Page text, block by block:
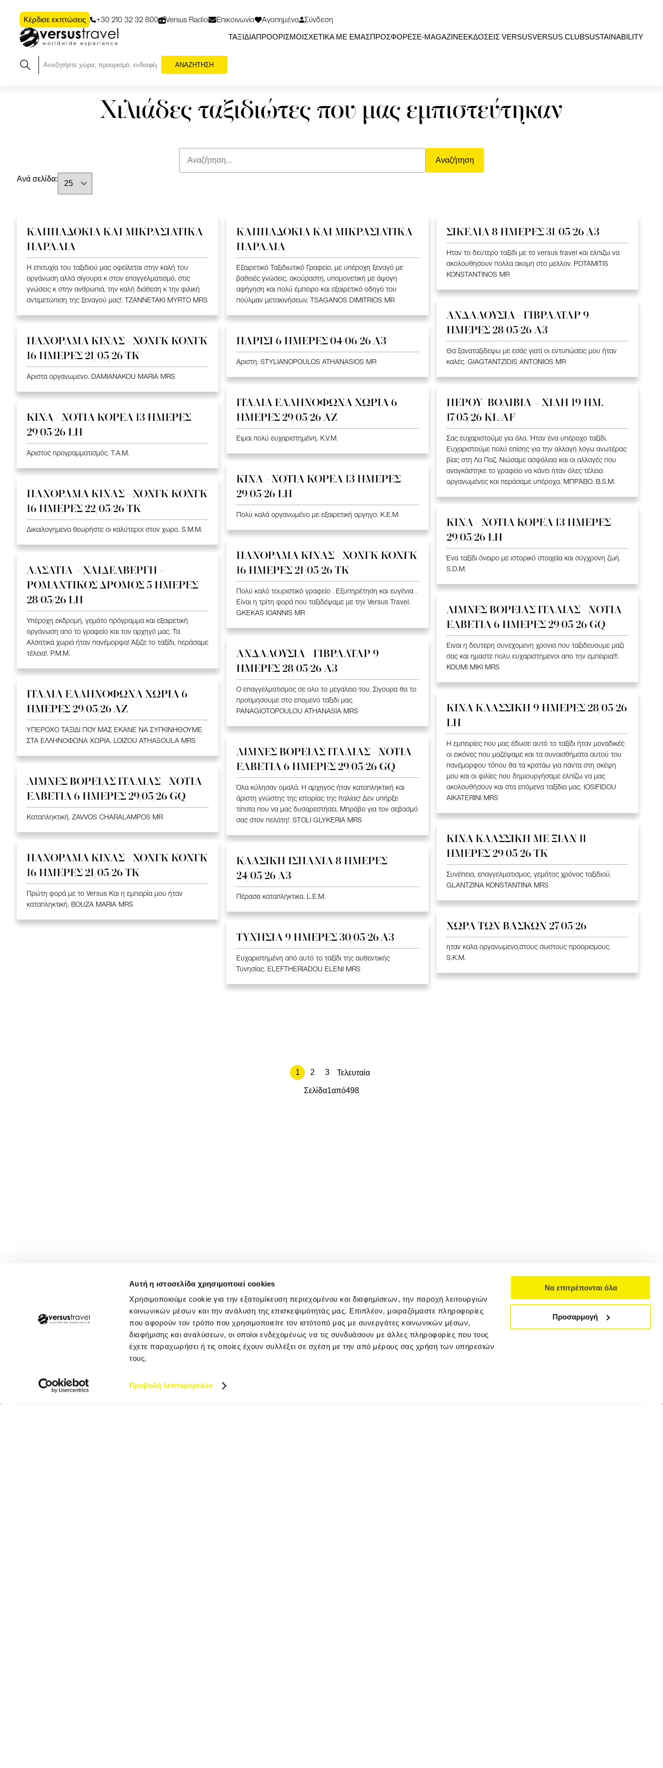
Αυτή η ιστοσελίδα χρησιμοποιεί cookies
Χρησιμοποιούμε cookie για την εξατομίκευση περιεχομένου και διαφημίσεων, την παροχή λειτουργιών
κοινωνικών μέσων και την ανάλυση της επισκεψιμότητάς μας. Επιπλέον, μοιραζόμαστε πληροφορίες
που αφορούν τον τρόπο που χρησιμοποιείτε τον ιστότοπό μας με συνεργάτες κοινωνικών μέσων,
διαφήμισης και αναλύσεων, οι οποίοι ενδεχομένως να τις συνδυάσουν με άλλες πληροφορίες που τους
έχετε παραχωρήσει ή τις οποίες έχουν συλλέξει σε σχέση με την από μέρους σας χρήση των υπηρεσιών
τους.
Προβολή λεπτομερειών
Να επιτρέπονται όλα
Προσαρμογή
Κέρδισε εκπτώσεις +30 210 32 32 800 Versus Radio Επικοινωνία Αγαπημένα Σύνδεση
ΤΑΞΙΔΙΑΠΡΟΟΡΙΣΜΟΙΣΧΕΤΙΚΑ ΜΕ ΕΜΑΣΠΡΟΣΦΟΡΕΣΕ-ΜΑGAZINEΕΚΔΟΣΕΙΣ VERSUSVERSUS CLUBSUSTAINABILITY
ΑΝΑΖΗΤΗΣΗ
Χιλιάδες ταξιδιώτες που μας εμπιστεύτηκαν
Αναζήτηση
Ανά σελίδα:
ΚΑΠΠΑΔΟΚΙΑ ΚΑΙ ΜΙΚΡΑΣΙΑΤΙΚΑ
ΠΑΡΑΛΙΑ
Η επιτυχία του ταξιδιού μας οφείλεται στην καλή του
οργάνωση αλλά σίγουρα κ στον επαγγελματισμό, στις
γνώσεις κ στην ανθρωπιά, την καλή διάθεση κ την φιλική
αντιμετώπιση της ξεναγού μας!. TZANNETAKI MYRTO MRS
ΚΑΠΠΑΔΟΚΙΑ ΚΑΙ ΜΙΚΡΑΣΙΑΤΙΚΑ
ΠΑΡΑΛΙΑ
Εξαιρετικό Ταξιδιωτικό Γραφείο, με υπέροχη ξεναγό με
βαθειές γνώσεις, ακούραστη, υπομονετική με άψογη
αφήγηση και πολύ έμπειρο και εξαιρετικό οδηγό του
πούλμαν μετακινήσεων. TSAGANOS DIMITRIOS MR
ΣΙΚΕΛΙΑ 8 ΗΜΕΡΕΣ 31/05/26 Α3
Ηταν το δευτερο ταξιδι με το versus travel και ελπιζω να
ακολουθησουν πολλα ακομη στο μελλον. POTAMITIS
KONSTANTINOS MR
ΑΝΔΑΛΟΥΣΙΑ - ΓΙΒΡΑΛΤΑΡ 9
ΗΜΕΡΕΣ 28/05/26 A3
Θα ξαναταξιδεψω με εσάς γιατί οι εντυπώσεις μου ήταν
καλές. GIAGTANTZIDIS ANTONIOS MR
ΠΑΝΟΡΑΜΑ ΚΙΝΑΣ - ΧΟΝΓΚ ΚΟΝΓΚ
16 ΗΜΕΡΕΣ 21/05/26 TK
Αριστα οργανωμενο. DAMIANAKOU MARIA MRS
ΠΑΡΙΣΙ 6 ΗΜΕΡΕΣ 04/06/26 Α3
Αριστη. STYLIANOPOULOS ATHANASIOS MR
ΙΤΑΛΙΑ ΕΛΛΗΝΟΦΩΝΑ ΧΩΡΙΑ 6
ΗΜΕΡΕΣ 29/05/26 ΑΖ
Ειμαι πολύ ευχαριστημένη. K.V.M.
ΠΕΡΟΥ- ΒΟΛΙΒΙΑ – ΧΙΛΗ 19 HM.
17/05/26 KL/AF
Σας ευχαριστούμε για όλα. Ήταν ένα υπέροχο ταξίδι.
Ευχαριστούμε πολύ επίσης για την αλλαγή λόγω ανωτέρας
βίας στη Λα Παζ. Νιώσαμε ασφάλεια και οι αλλαγές που
αναγκάστηκε το γραφείο να κάνει ήταν όλες τέλεια
οργανωμένες και περάσαμε υπέροχα. ΜΠΡΆΒΟ. B.S.M.
ΚΙΝΑ - ΝΟΤΙΑ ΚΟΡΕΑ 13 ΗΜΕΡΕΣ
29/05/26 LH
Άριστος προγραμματισμός. T.A.M.
ΚΙΝΑ - ΝΟΤΙΑ ΚΟΡΕΑ 13 ΗΜΕΡΕΣ
29/05/26 LH
Πολύ καλά οργανωμένο με εξαιρετική αργηγο. K.E.M.
ΠΑΝΟΡΑΜΑ ΚΙΝΑΣ - ΧΟΝΓΚ ΚΟΝΓΚ
16 ΗΜΕΡΕΣ 22/05/26 TK
Δικαιλογημενα θεωρήστε οι καλύτεροι στον χωρο. S.M.M.
ΚΙΝΑ - ΝΟΤΙΑ ΚΟΡΕΑ 13 ΗΜΕΡΕΣ
29/05/26 LH
Ένα ταξίδι όνειρο με ιστορικό στοιχεία και σύγχρονη ζωή.
S.D.M.
ΠΑΝΟΡΑΜΑ ΚΙΝΑΣ - ΧΟΝΓΚ ΚΟΝΓΚ
16 ΗΜΕΡΕΣ 21/05/26 TK
Πολύ καλό τουριστικό γραφείο . Εξυπηρέτηση και ευγένια .
Είναι η τρίτη φορά που ταξιδέψαμε με την Versus Travel.
GKEKAS IOANNIS MR
ΑΛΣΑΤΙΑ – ΧΑΙΔΕΛΒΕΡΓΗ –
ΡΟΜΑΝΤΙΚΟΣ ΔΡΟΜΟΣ 5 ΗΜΕΡΕΣ
28/05/26 LH
Υπέροχη εκδρομή, γεμάτο πρόγραμμα και εξαιρετική
οργάνωση από το γραφείο και τον αρχηγό μας. Τα
Αλσατικά χωριά ήταν πανέμορφα! Άξιζε το ταξίδι, περάσαμε
τέλεια!. P.M.M.
ΛΙΜΝΕΣ ΒΟΡΕΙΑΣ ΙΤΑΛΙΑΣ - ΝΟΤΙΑ
ΕΛΒΕΤΙΑ 6 ΗΜΕΡΕΣ 29/05/26 GQ
Ειναι η δευτερη συνεχομενη χρονια που ταξιδευουμε μαζι
σας και ημαστε πολυ ευχαριστημενοι απο την εμπειρια!!!.
KOUMI MIKI MRS
ΑΝΔΑΛΟΥΣΙΑ - ΓΙΒΡΑΛΤΑΡ 9
ΗΜΕΡΕΣ 28/05/26 A3
Ο επαγγελματισμος σε ολο το μεγαλειο του. Σιγουρα θα το
προτιμησουμε στο επομενο ταξιδι μας.
PANAGIOTOPOULOU ATHANASIA MRS
ΙΤΑΛΙΑ ΕΛΛΗΝΟΦΩΝΑ ΧΩΡΙΑ 6
ΗΜΕΡΕΣ 29/05/26 ΑΖ
ΥΠΕΡΟΧΟ ΤΑΞΙΔΙ ΠΟΥ ΜΑΣ ΕΚΑΝΕ ΝΑ ΣΥΓΚΙΝΗΘΟΥΜΕ
ΣΤΑ ΕΛΛΗΝΟΦΩΝΑ ΧΩΡΙΑ. LOIZOU ATHASOULA MRS
ΚΙΝΑ KΛΑΣΣΙΚΗ 9 ΗΜΕΡΕΣ 28/05/26
LH
Η εμπειρίες που μας έδωσε αυτό το ταξίδι ήταν μοναδικές
οι εικόνες που μαζέψαμε και τα συναισθήματα αυτού του
πανέμορφου τόπου θα τα κρατάω για πάντα στη σκέψη
μου και οι φιλίες που δημιουργήσαμε ελπίζω να μας
ακολουθήσουν και στα επόμενα ταξίδια μας. IOSIFIDOU
AIKATERINI MRS
ΛΙΜΝΕΣ ΒΟΡΕΙΑΣ ΙΤΑΛΙΑΣ - ΝΟΤΙΑ
ΕΛΒΕΤΙΑ 6 ΗΜΕΡΕΣ 29/05/26 GQ
Όλα κύλησαν ομαλά. Η αρχηγος ήταν καταπληκτική και
άριστη γνώστης της ιστορίας της Ιταλίας! Δεν υπήρξε
τίποτα που να μας δυσαρεστήσει. Μπράβο για τον σεβασμό
σας στον πελάτη!. STOLI GLYKERIA MRS
ΛΙΜΝΕΣ ΒΟΡΕΙΑΣ ΙΤΑΛΙΑΣ - ΝΟΤΙΑ
ΕΛΒΕΤΙΑ 6 ΗΜΕΡΕΣ 29/05/26 GQ
Καταπληκτική. ZAVVOS CHARALAMPOS MR
ΚΙΝΑ KΛΑΣΣΙΚΗ ME ΞΙΑΝ 11
ΗΜΕΡΕΣ 29/05/26 ΤΚ
Συνέπεια, επαγγελματισμος, γεμάτος χρόνος ταξιδιού.
GLANTZINA KONSTANTINA MRS
ΠΑΝΟΡΑΜΑ ΚΙΝΑΣ - ΧΟΝΓΚ ΚΟΝΓΚ
16 ΗΜΕΡΕΣ 21/05/26 TK
Πρώτη φορά με το Versus Και η εμπειρία μου ήταν
καταπληκτική. BOUZA MARIA MRS
ΚΛΑΣΙΚΗ ΙΣΠΑΝΙΑ 8 ΗΜΕΡΕΣ
24/05/26 Α3
Πέρασα καταπληκτικα. L.E.M.
ΧΩΡΑ ΤΩΝ ΒΑΣΚΩΝ 27/05/26
ηταν καλα οργανωμενο,στους σωστους προορισμους.
S.K.M.
ΤΥΝΗΣΙΑ 9 ΗΜΕΡΕΣ 30/05/26 Α3
Ευχαριστημένη από αυτό το ταξίδι της αυθεντικής
Τυνησίας. ELEFTHERIADOU ELENI MRS
1 2 3 Τελευταία
Σελίδα1από498